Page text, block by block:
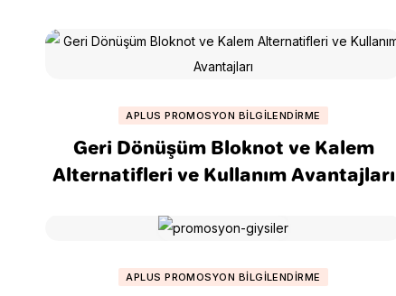
APLUS PROMOSYON BILGILENDIRME
Geri Dönüşüm Bloknot ve Kalem
Alternatifleri ve Kullanım Avantajları
APLUS PROMOSYON BILGILENDIRME